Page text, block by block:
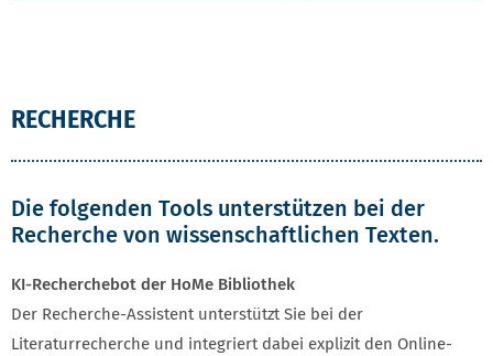
RECHERCHE
Die folgenden Tools unterstützen bei der
Recherche von wissenschaftlichen Texten.
KI-Recherchebot der HoMe Bibliothek
Der Recherche-Assistent unterstützt Sie bei der
Literaturrecherche und integriert dabei explizit den Online-